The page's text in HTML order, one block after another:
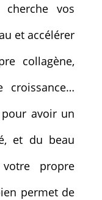
vos
et accélérer
collagène,
croissance…
avoir un
et du beau
propre
permet de